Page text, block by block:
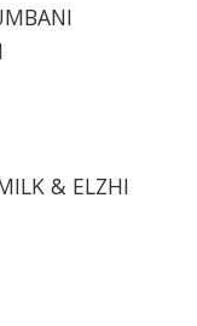
& ELZHI